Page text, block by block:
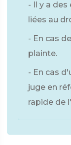
- Il y a
liées au
- En cas
plainte.
- En cas
juge en
rapide de